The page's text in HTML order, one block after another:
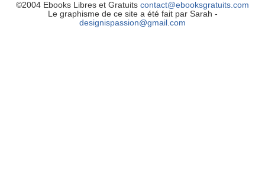
©2004 Ebooks Libres et Gratuits contact@ebooksgratuits.com
Le graphisme de ce site a été fait par Sarah -
designispassion@gmail.com